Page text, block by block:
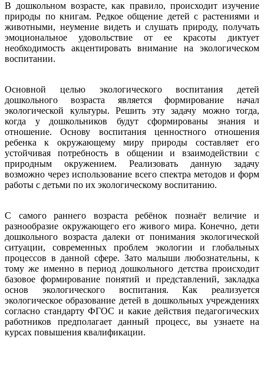
В дошкольном возрасте, как правило, происходит изучение
природы по книгам. Редкое общение детей с растениями и
животными, неумение видеть и слушать природу, получать
эмоциональное удовольствие от ее красоты диктует
необходимость акцентировать внимание на экологическом
воспитании.
Основной целью экологического воспитания детей
дошкольного возраста является формирование начал
экологической культуры. Решить эту задачу можно тогда,
когда у дошкольников будут сформированы знания и
отношение. Основу воспитания ценностного отношения
ребенка к окружающему миру природы составляет его
устойчивая потребность в общении и взаимодействии с
природным окружением. Реализовать данную задачу
возможно через использование всего спектра методов и форм
работы с детьми по их экологическому воспитанию.
С самого раннего возраста ребёнок познаёт величие и
разнообразие окружающего его живого мира. Конечно, дети
дошкольного возраста далеки от понимания экологической
ситуации, современных проблем экологии и глобальных
процессов в данной сфере. Зато малыши любознательны, к
тому же именно в период дошкольного детства происходит
базовое формирование понятий и представлений, закладка
основ экологического воспитания. Как реализуется
экологическое образование детей в дошкольных учреждениях
согласно стандарту ФГОС и какие действия педагогических
работников предполагает данный процесс, вы узнаете на
курсах повышения квалификации.